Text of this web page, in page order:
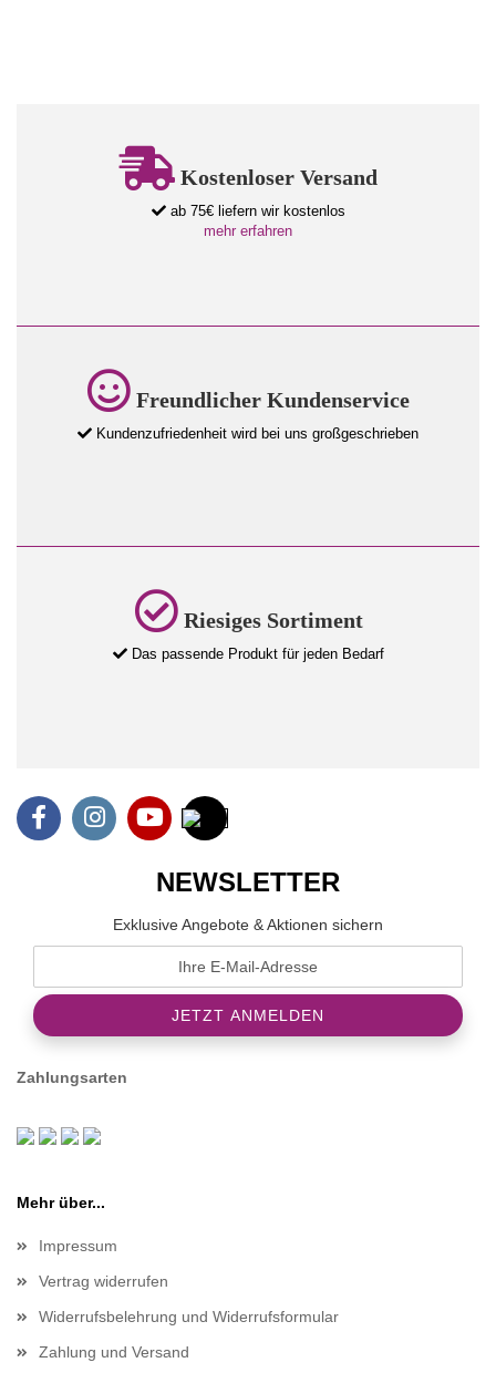
Kostenloser Versand
ab 75€ liefern wir kostenlos
mehr erfahren
Freundlicher Kundenservice
Kundenzufriedenheit wird bei uns großgeschrieben
Riesiges Sortiment
Das passende Produkt für jeden Bedarf
NEWSLETTER
Exklusive Angebote & Aktionen sichern
Zahlungsarten
Mehr über...
Impressum
Vertrag widerrufen
Widerrufsbelehrung und Widerrufsformular
Zahlung und Versand